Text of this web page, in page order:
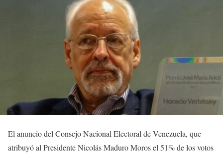
El anuncio del Consejo Nacional Electoral de Venezuela, que
atribuyó al Presidente Nicolás Maduro Moros el 51% de los votos